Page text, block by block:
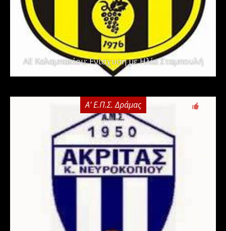
ΑΕ Καλαμπακίου: Ενίσχυση με Ηλία Σταμπουλή
Α' Ε.Π.Σ. Δράμας